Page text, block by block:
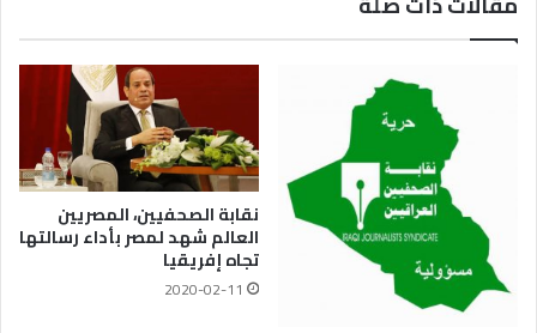
نقابة الصحفيين، المصريين
العالم شهد لمصر بأداء رسالتها
تجاه إفريقيا
2020-02-11